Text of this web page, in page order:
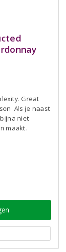
Great
Als je naast
niet
maakt.